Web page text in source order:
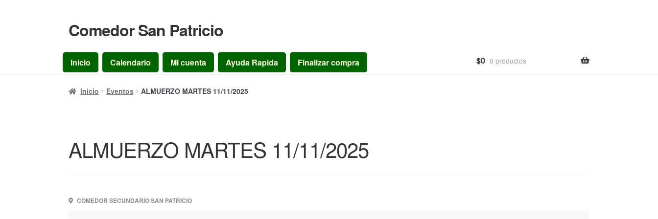
Ir
a
la
navegación
Ir
al
contenido
Comedor San Patricio
Inicio Calendario Mi cuenta Ayuda Rapida Finalizar compra $0 0 productos
Inicio Eventos ALMUERZO MARTES 11/11/2025
ALMUERZO MARTES 11/11/2025
COMEDOR SECUNDARIO SAN PATRICIO